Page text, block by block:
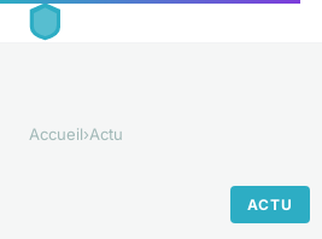
Accueil›Actu
ACTU